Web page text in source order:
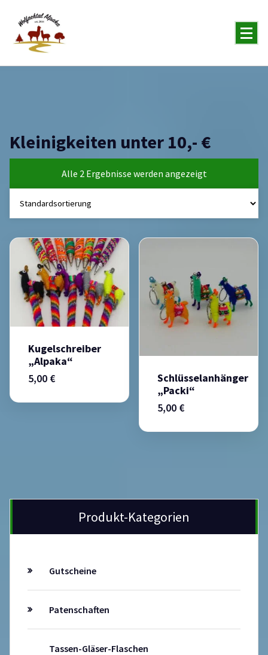
Kleinigkeiten unter 10,- €
Alle 2 Ergebnisse werden angezeigt
Kugelschreiber
„Alpaka“
5,00 €
Schlüsselanhänger
„Packi“
5,00 €
Produkt-Kategorien
Gutscheine
Patenschaften
Tassen-Gläser-Flaschen